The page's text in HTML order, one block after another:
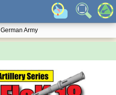
German Army